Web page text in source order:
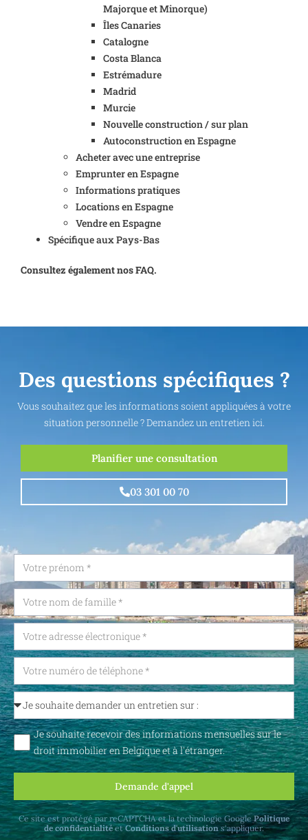
Majorque et Minorque)
Îles Canaries
Catalogne
Costa Blanca
Estrémadure
Madrid
Murcie
Nouvelle construction / sur plan
Autoconstruction en Espagne
Acheter avec une entreprise
Emprunter en Espagne
Informations pratiques
Locations en Espagne
Vendre en Espagne
Spécifique aux Pays-Bas
Consultez également nos FAQ.
Des questions spécifiques ?
Vous souhaitez que les informations soient appliquées à votre
situation personnelle ? Demandez un entretien ici.
Planifier une consultation
03 301 00 70
Je souhaite recevoir des informations mensuelles sur le
droit immobilier en Belgique et à l'étranger.
Demande d'appel
Ce site est protégé par reCAPTCHA et la technologie GooglePolitique
de confidentialitéetConditions d'utilisations'appliquer.